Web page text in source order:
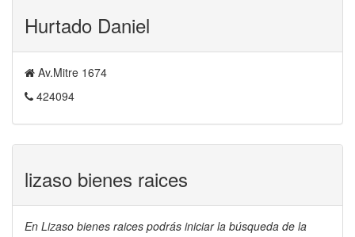
Hurtado Daniel
Av.Mitre 1674
424094
lizaso bienes raices
En Lizaso bienes raices podrás iniciar la búsqueda de la